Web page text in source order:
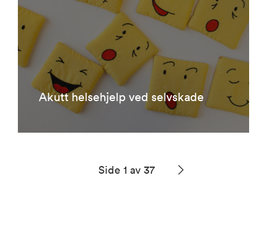
Akutt helsehjelp ved selvskade
Side 1 av 37